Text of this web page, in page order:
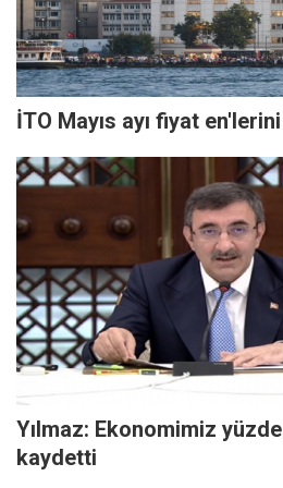
İTO Mayıs ayı fiyat en'lerini
Yılmaz: Ekonomimiz
kaydetti